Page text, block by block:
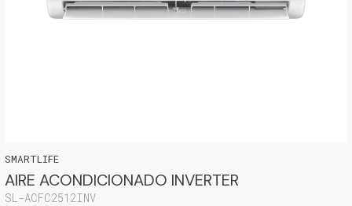
SMARTLIFE
AIRE ACONDICIONADO INVERTER
SL-ACFC2512INV